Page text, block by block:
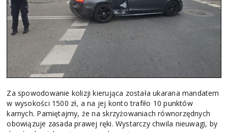
Za spowodowanie kolizji kierująca została ukarana mandatem
w wysokości 1500 zł, a na jej konto trafiło 10 punktów
karnych. Pamiętajmy, że na skrzyżowaniach równorzędnych
obowiązuje zasada prawej ręki. Wystarczy chwila nieuwagi, by